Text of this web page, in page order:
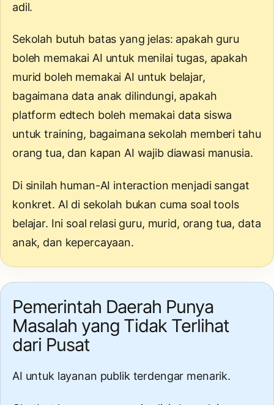
adil.
Sekolah butuh batas yang jelas: apakah guru
boleh memakai AI untuk menilai tugas, apakah
murid boleh memakai AI untuk belajar,
bagaimana data anak dilindungi, apakah
platform edtech boleh memakai data siswa
untuk training, bagaimana sekolah memberi tahu
orang tua, dan kapan AI wajib diawasi manusia.
Di sinilah human-AI interaction menjadi sangat
konkret. AI di sekolah bukan cuma soal tools
belajar. Ini soal relasi guru, murid, orang tua, data
anak, dan kepercayaan.
Pemerintah Daerah Punya
Masalah yang Tidak Terlihat
dari Pusat
AI untuk layanan publik terdengar menarik.